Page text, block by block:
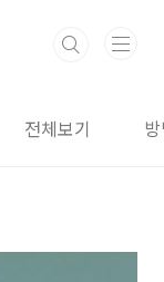
전체보기